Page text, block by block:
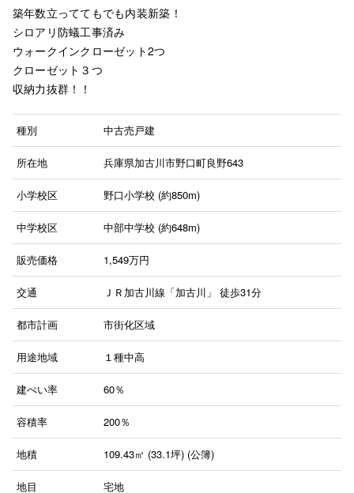
築年数立っててもでも内装新築！
シロアリ防蟻工事済み
ウォークインクローゼット2つ
クローゼット３つ
収納力抜群！！
種別 中古売戸建
所在地 兵庫県加古川市野口町良野643
小学校区 野口小学校 (約850m)
中学校区 中部中学校 (約648m)
販売価格 1,549万円
交通 ＪＲ加古川線「加古川」 徒歩31分
都市計画 市街化区域
用途地域 １種中高
建ぺい率 60％
容積率 200％
地積 109.43㎡ (33.1坪) (公簿)
地目 宅地